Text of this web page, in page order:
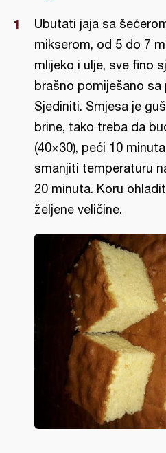
Ubutati jaja sa
mikserom, od 5 do 7
mlijeko i ulje, sve fino
brašno pomiješano
Sjediniti. Smjesa je
brine, tako treba da
(40×30), peći 10
smanjiti temperaturu
20 minuta. Koru
željene veličine.